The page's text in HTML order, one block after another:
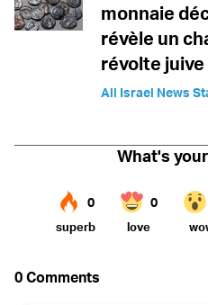
monnaie
révèle un
révolte
All Israel News